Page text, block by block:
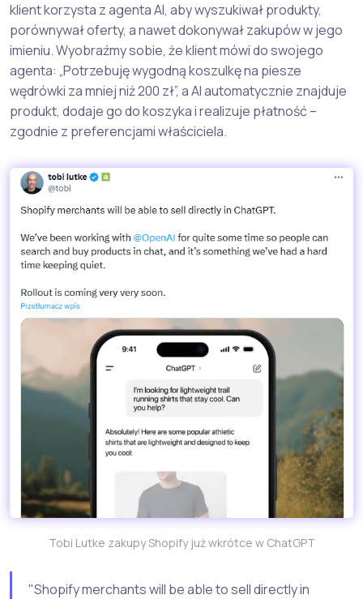
klient korzysta z agenta AI, aby wyszukiwał produkty,
porównywał oferty, a nawet dokonywał zakupów w jego
imieniu. Wyobraźmy sobie, że klient mówi do swojego
agenta: „Potrzebuję wygodną koszulkę na piesze
wędrówki za mniej niż 200 zł”, a AI automatycznie znajduje
produkt, dodaje go do koszyka i realizuje płatność –
zgodnie z preferencjami właściciela.
Tobi Lutke zakupy Shopify już wkrótce w ChatGPT
"Shopify merchants will be able to sell directly in